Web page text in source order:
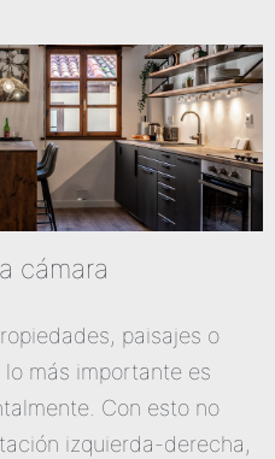
cámara
paisajes o
más importante es
Con esto no
izquierda-derecha,